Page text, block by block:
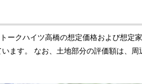
クハイツ高橋の想定価格および想定
ます。 なお、土地部分の評価額は、周